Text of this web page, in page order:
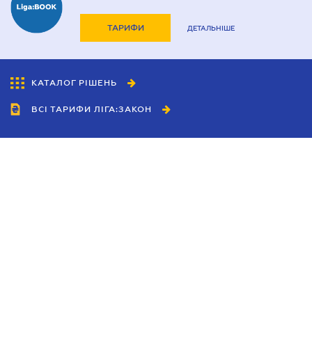
ТАРИФИ ДЕТАЛЬНІШЕ
КАТАЛОГ РІШЕНЬ
ВСІ ТАРИФИ ЛІГА:ЗАКОН